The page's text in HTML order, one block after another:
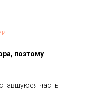
поэтому
часть